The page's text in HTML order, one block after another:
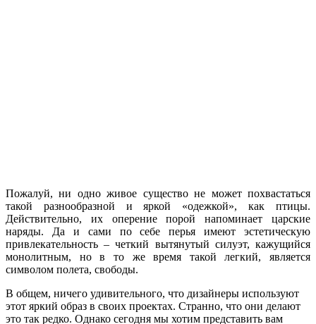
Пожалуй, ни одно живое существо не может похвастаться
такой разнообразной и яркой «одежкой», как птицы.
Действительно, их оперение порой напоминает царские
наряды. Да и сами по себе перья имеют эстетическую
привлекательность – четкий вытянутый силуэт, кажущийся
монолитным, но в то же время такой легкий, является
символом полета, свободы.
В общем, ничего удивительного, что дизайнеры используют
этот яркий образ в своих проектах. Странно, что они делают
это так редко. Однако сегодня мы хотим представить вам